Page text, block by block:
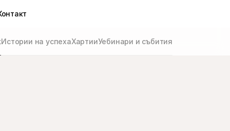
Истории на успехаХартииУебинари и събития